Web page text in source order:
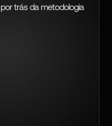
trás da metodologia